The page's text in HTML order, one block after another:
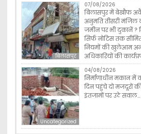
बिलासपुर
07/08/2026
बिलासपुर में बेखौफ
अनुमति तीसरी मंजिल
जमीन पर भी दुकानें ?
सिर्फ नोटिस तक
नियमों की खुलेआम
अधिकारियों की
Uncategorized
04/08/2026
निर्माणाधीन मकान में
दिन पहुंचे दो मजदूरों की
इंतजामों पर उठे सवाल…